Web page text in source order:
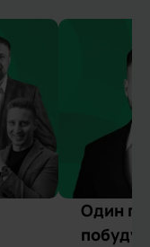
ВЕБІНАР
Один